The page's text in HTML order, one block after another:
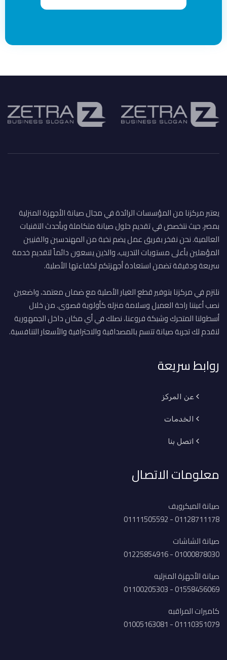
يعتبر مركزنا من المؤسسات الرائدة في مجال صيانة الأجهزة المنزلية
بمصر، حيث نتخصص في تقديم حلول صيانة متكاملة وبأحدث التقنيات
العالمية. نحن نفخر بفريق عمل يضم نخبة من المهندسين والفنيين
المؤهلين بأعلى مستويات التدريب، والذين يسعون دائماً لتقديم خدمة
سريعة ودقيقة تضمن استعادة أجهزتكم لكفاءتها الأصلية.
نلتزم في مركزنا بتوفير قطع الغيار الأصلية مع ضمان معتمد، واضعين
نصب أعيننا راحة العميل وسلامة منزله كأولوية قصوى. من خلال
أسطولنا المتحرك وشبكة فروعنا، نصلك في أي مكان داخل الجمهورية
لنقدم لك تجربة صيانة تتسم بالمصداقية والاحترافية والأسعار التنافسية.
روابط سريعة
عن المركز
الخدمات
اتصل بنا
معلومات الاتصال
صيانة الميكرويف
01128711178 - 01111505592
صيانة الشاشات
01000878030 - 01225854916
صيانة الأجهزة المنزليه
01558456069 - 01100205303
كاميرات المراقبه
01110351079 - 01005163081